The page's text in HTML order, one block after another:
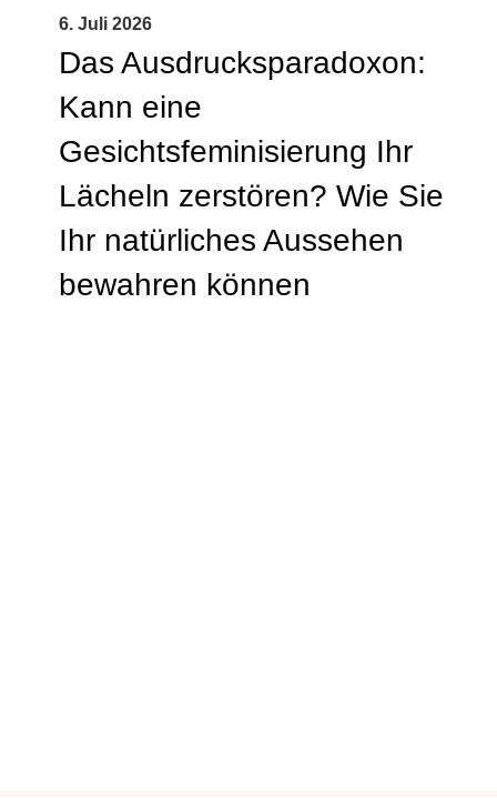
6. Juli 2026
Das Ausdrucksparadoxon:
Kann eine
Gesichtsfeminisierung Ihr
Lächeln zerstören? Wie Sie
Ihr natürliches Aussehen
bewahren können